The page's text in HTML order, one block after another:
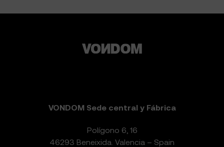
VONDOM Sede central y Fábrica
Polígono 6, 16
46293 Beneixida. Valencia – Spain